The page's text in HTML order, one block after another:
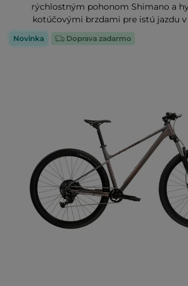
rýchlostným pohonom Shimano a
kotúčovými brzdami pre istú jazdu v
Novinka Doprava zadarmo